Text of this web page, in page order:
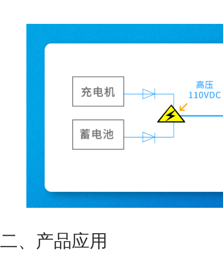
二、产品应用